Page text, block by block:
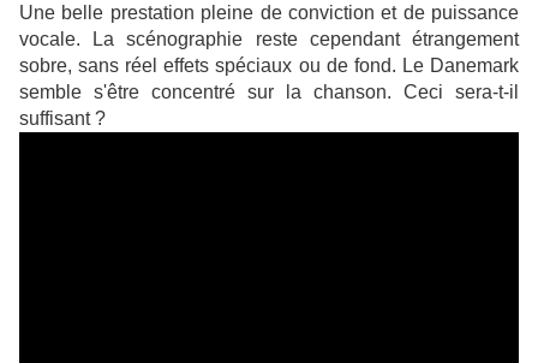
Une belle prestation pleine de conviction et de puissance
vocale. La scénographie reste cependant étrangement
sobre, sans réel effets spéciaux ou de fond. Le Danemark
semble s'être concentré sur la chanson. Ceci sera-t-il
suffisant ?